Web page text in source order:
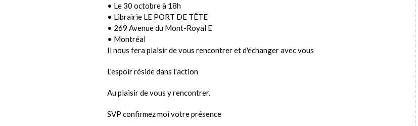
• Le 30 octobre à 18h
• Librairie LE PORT DE TÊTE
• 269 Avenue du Mont-Royal E
• Montréal
Il nous fera plaisir de vous rencontrer et d'échanger avec vous
L'espoir réside dans l'action
Au plaisir de vous y rencontrer.
SVP confirmez moi votre présence